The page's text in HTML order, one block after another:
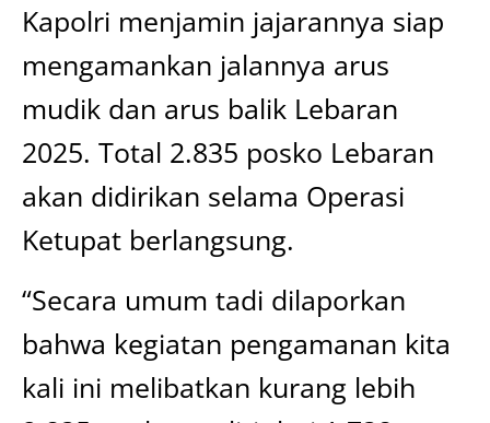
Kapolri menjamin jajarannya siap
mengamankan jalannya arus
mudik dan arus balik Lebaran
2025. Total 2.835 posko Lebaran
akan didirikan selama Operasi
Ketupat berlangsung.
“Secara umum tadi dilaporkan
bahwa kegiatan pengamanan kita
kali ini melibatkan kurang lebih